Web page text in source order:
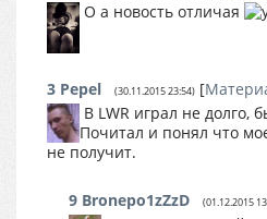
О а новость отличая
3 Pepel (30.11.2015 23:54) [
В LWR играл не долго,
Почитал и понял что
не получит.
9 Bronepo1zZzD (01.12.2015